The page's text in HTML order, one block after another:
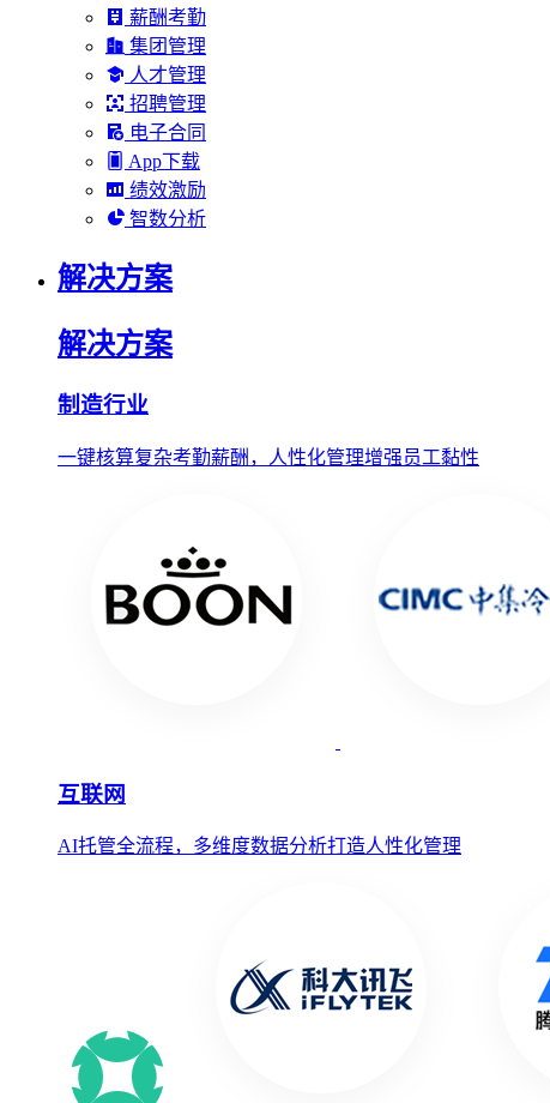
薪酬考勤
集团管理
人才管理
招聘管理
电子合同
App下载
绩效激励
智数分析
解决方案
解决方案
制造行业
一键核算复杂考勤薪酬，人性化管理增强员工黏性
互联网
AI托管全流程，多维度数据分析打造人性化管理